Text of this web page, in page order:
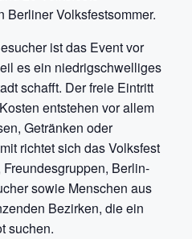
Berliner Volksfestsommer.
ist das Event vor
es ein niedrigschwelliges
schafft. Der freie Eintritt
entstehen vor allem
Getränken oder
richtet sich das Volksfest
Berlin-
sowie Menschen aus
Bezirken, die ein
suchen.